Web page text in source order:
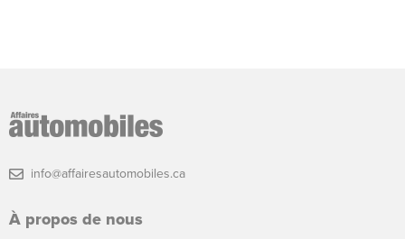
info@affairesautomobiles.ca
À propos de nous